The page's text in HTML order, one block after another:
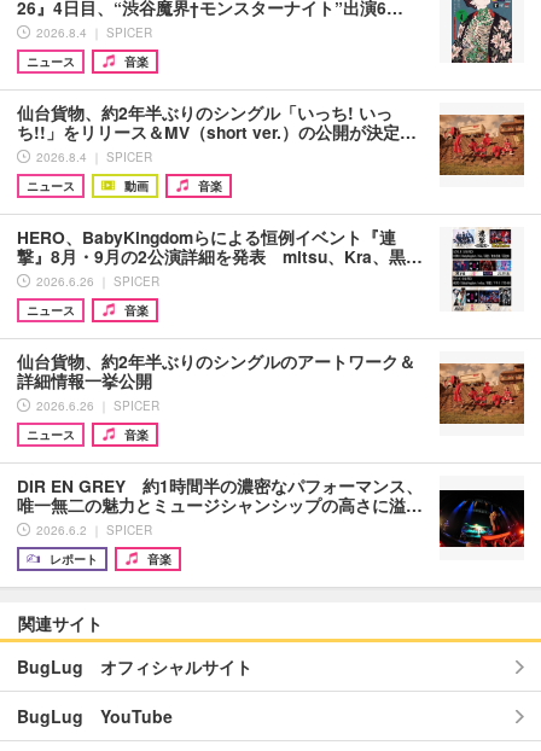
26』4日目、“渋谷魔界†モンスターナイト”出演6…
2026.8.4 ｜ SPICER
ニュース
音楽
仙台貨物、約2年半ぶりのシングル「いっち! いっ
ち!!」をリリース＆MV（short ver.）の公開が決定…
2026.8.4 ｜ SPICER
ニュース
動画 音楽
HERO、BabyKingdomらによる恒例イベント『連
撃』8月・9月の2公演詳細を発表 mitsu、Kra、黒…
2026.6.26 ｜ SPICER
ニュース
音楽
仙台貨物、約2年半ぶりのシングルのアートワーク＆
詳細情報一挙公開
2026.6.26 ｜ SPICER
ニュース
音楽
DIR EN GREY 約1時間半の濃密なパフォーマンス、
唯一無二の魅力とミュージシャンシップの高さに溢…
2026.6.2 ｜ SPICER
レポート
音楽
関連サイト
BugLug オフィシャルサイト
BugLug YouTube